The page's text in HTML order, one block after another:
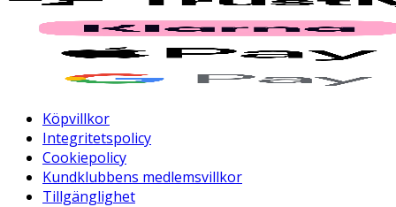
Köpvillkor
Integritetspolicy
Cookiepolicy
Kundklubbens medlemsvillkor
Tillgänglighet